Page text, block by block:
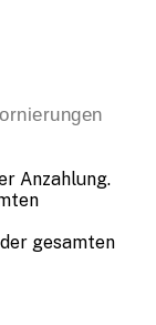
Anzahlung.
gesamten